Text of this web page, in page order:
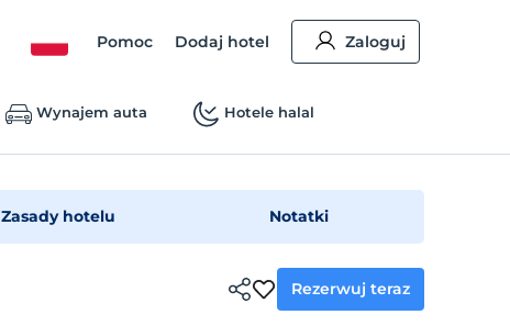
Pomoc Dodaj hotel Zaloguj
Wynajem auta Hotele halal
Zasady hotelu Notatki
Rezerwuj teraz